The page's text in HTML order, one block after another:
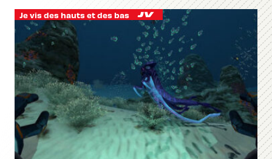
Je vis des hauts et des bas